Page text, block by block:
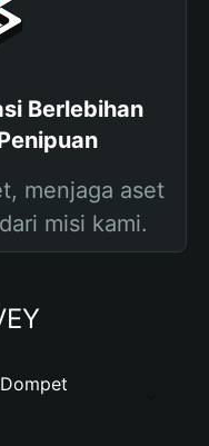
Berlebihan
menjaga aset
misi kami.